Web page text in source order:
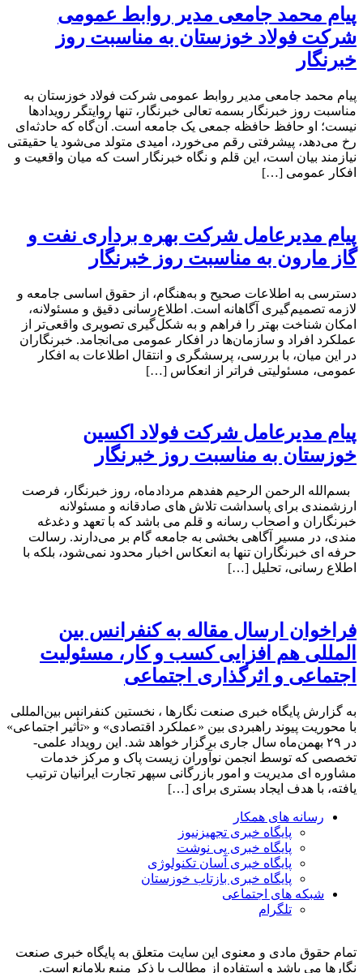
پیام محمد جامعی مدیر روابط عمومی
شرکت فولاد خوزستان به مناسبت روز
خبرنگار
پیام محمد جامعی مدیر روابط عمومی شرکت فولاد خوزستان به
مناسبت روز خبرنگار بسمه تعالی خبرنگار، تنها روایتگر رویدادها
نیست؛ او حافظ حافظه جمعی یک جامعه است. آن‌گاه که حادثه‌ای
رخ می‌دهد، پیشرفتی رقم می‌خورد، امیدی متولد می‌شود یا حقیقتی
نیازمند بیان است، این قلم و نگاه خبرنگار است که میان واقعیت و
افکار عمومی […]
پیام مدیرعامل شرکت بهره برداری نفت و
گاز مارون به مناسبت روز خبرنگار
دسترسی به اطلاعات صحیح و به‌هنگام، از حقوق اساسی جامعه و
لازمه تصمیم‌گیری آگاهانه است. اطلاع‌رسانی دقیق و مسئولانه،
امکان شناخت بهتر را فراهم و به شکل‌گیری تصویری واقعی‌تر از
عملکرد افراد و سازمان‌ها در افکار عمومی می‌انجامد. خبرنگاران
در این میان، با بررسی، پرسشگری و انتقال اطلاعات به افکار
عمومی، مسئولیتی فراتر از انعکاس […]
پیام مدیرعامل شرکت فولاد اکسین
خوزستان به مناسبت روز خبرنگار
بسم‌الله الرحمن الرحیم هفدهم مردادماه، روز خبرنگار، فرصت
ارزشمندی برای پاسداشت تلاش‌ های صادقانه و مسئولانه
خبرنگاران و اصحاب رسانه و قلم می باشد که با تعهد و دغدغه‌
مندی، در مسیر آگاهی‌ بخشی به جامعه گام بر می‌دارند. رسالت
حرفه‌ ای خبرنگاران تنها به انعکاس اخبار محدود نمی‌شود، بلکه با
اطلاع رسانی، تحلیل […]
فراخوان ارسال مقاله به کنفرانس بین
المللی هم افزایی کسب و کار، مسئولیت
اجتماعی و اثرگذاری اجتماعی
به گزارش پایگاه خبری صنعت نگارها ، نخستین کنفرانس بین‌المللی
با محوریت پیوند راهبردی بین «عملکرد اقتصادی» و «تأثیر اجتماعی»
در ۲۹ بهمن‌ماه سال جاری برگزار خواهد شد. این رویداد علمی-
تخصصی که توسط انجمن نوآوران زیست پاک و مرکز خدمات
مشاوره ای مدیریت و امور بازرگانی سپهر تجارت ایرانیان ترتیب
یافته، با هدف ایجاد بستری برای […]
رسانه های همکار
پایگاه خبری تجهیزنیوز
پایگاه خبری پی نوشت
پایگاه خبری آسان تکنولوژی
پایگاه خبری بازتاب خوزستان
شبکه های اجتماعی
تلگرام
تمام حقوق مادی و معنوی این سایت متعلق به پایگاه خبری صنعت
نگارها می باشد و استفاده از مطالب با ذکر منبع بلامانع است.